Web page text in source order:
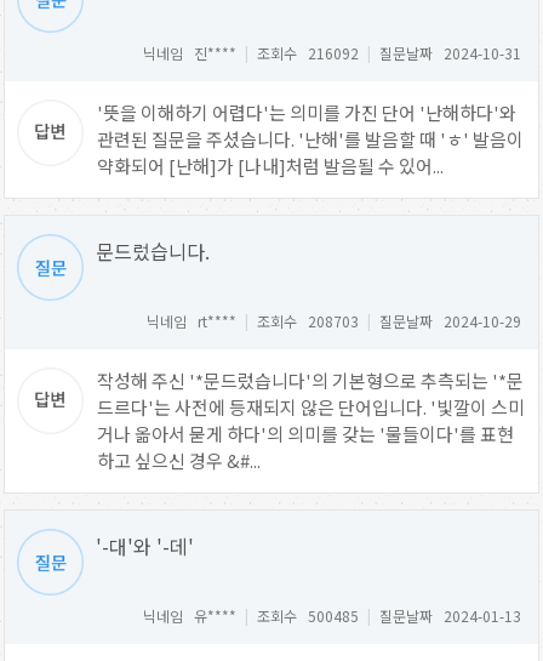
닉네임 진**** | 조회수 216092 | 질문날짜 2024-10-31
'뜻을 이해하기 어렵다'는 의미를 가진 단어 '난해하다'와
관련된 질문을 주셨습니다. '난해'를 발음할 때 'ㅎ' 발음이
약화되어 [난해]가 [나내]처럼 발음될 수 있어...
문드렀습니다.
닉네임 rt**** | 조회수 208703 | 질문날짜 2024-10-29
작성해 주신 '*문드렀습니다'의 기본형으로 추측되는 '*문
드르다'는 사전에 등재되지 않은 단어입니다. '빛깔이 스미
거나 옮아서 묻게 하다'의 의미를 갖는 '물들이다'를 표현
하고 싶으신 경우 &#...
'-대'와 '-데'
닉네임 유**** | 조회수 500485 | 질문날짜 2024-01-13